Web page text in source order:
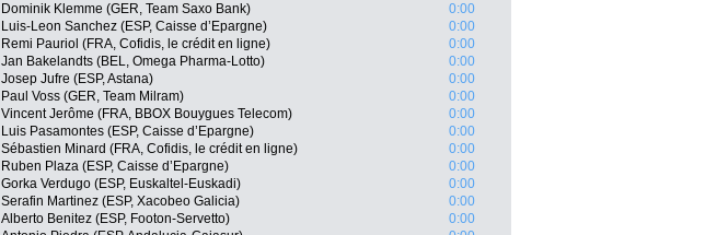
Dominik Klemme (GER, Team Saxo Bank)
0:00
Luis-Leon Sanchez (ESP, Caisse d’Epargne)
0:00
Remi Pauriol (FRA, Cofidis, le crédit en ligne)
0:00
Jan Bakelandts (BEL, Omega Pharma-Lotto)
0:00
Josep Jufre (ESP, Astana)
0:00
Paul Voss (GER, Team Milram)
0:00
Vincent Jerôme (FRA, BBOX Bouygues Telecom)
0:00
Luis Pasamontes (ESP, Caisse d’Epargne)
0:00
Sébastien Minard (FRA, Cofidis, le crédit en ligne)
0:00
Ruben Plaza (ESP, Caisse d’Epargne)
0:00
Gorka Verdugo (ESP, Euskaltel-Euskadi)
0:00
Serafin Martinez (ESP, Xacobeo Galicia)
0:00
Alberto Benitez (ESP, Footon-Servetto)
0:00